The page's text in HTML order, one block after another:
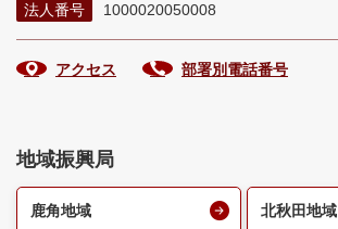
法人番号
1000020050008
アクセス 部署別電話番号
地域振興局
鹿角地域 北秋田地域